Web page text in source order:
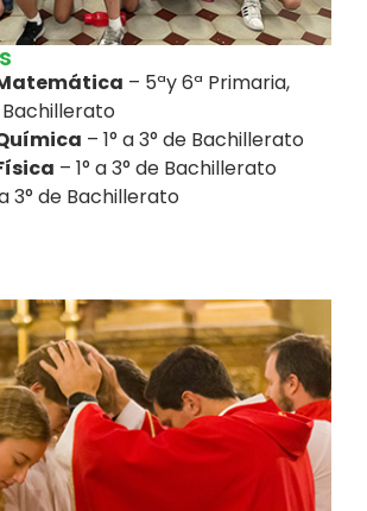
– 5ªy 6ª Primaria,
– 1° a 3° de Bachillerato
– 1° a 3° de Bachillerato
a 3° de Bachillerato